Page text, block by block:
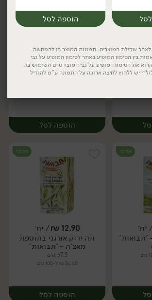
יח׳
יח׳
בטעם נענע
12.90
₪/ יח׳
תה ירוק אורגני בתוספת
לימונית ולואיזה - 'תבואות'
הוספה לסל
יח׳
אורגני
יח׳
- 'תבואות'
אורגני
12.90
₪/ יח׳
תה ירוק אורגני בתוספת
מאצ'ה - 'תבואות'
37.5 גרם
34.40 ₪ ל-100 גרם
הוספה לסל
הוספה לסל
יח׳
לאחר שקילת המוצרים. תמונות המוצר הן להמחשה
בין הסימון המופיע באתר לסימון המופיע על גבי
את הסימון המופיע על גבי המוצר טרם השימוש בו.
יש ללחוץ לחיצה ארוכה על התמונה ע"מ להגדיל